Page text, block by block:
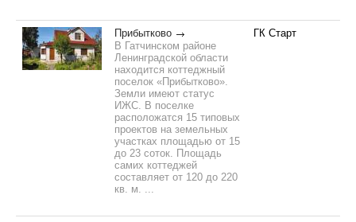
Прибытково
В Гатчинском районе
Ленинградской области
находится коттеджный
поселок «Прибытково».
Земли имеют статус
ИЖС. В поселке
расположатся 15 типовых
проектов на земельных
участках площадью от 15
до 23 соток. Площадь
самих коттеджей
составляет от 120 до 220
кв. м. ...
ГК Старт